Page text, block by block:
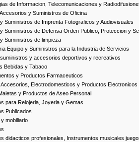
de Informacion, Telecomunicaciones y
y Suministros de Oficina
Suministros de Imprenta Fotograficos y Audiovisuales
Suministros de Defensa Orden Publico, Proteccion y
Suministros de limpieza
Equipo y Suministros para la Industria de Servicios
y accesorios deportivos y recreativos
Bebidas y Tabaco
y Productos Farmaceuticos
Electrodomesticos y Productos Electronicos
y Productos de Aseo Personal
para Relojeria, Joyeria y Gemas
Publicados
mobiliario
didacticos profesionales, Instrumentos musicales